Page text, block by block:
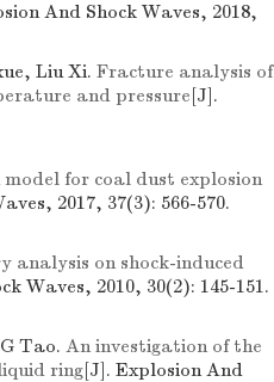
And Shock Waves, 2018,
Liu Xi. Fracture analysis of
and pressure[J].
for coal dust explosion
2017, 37(3): 566-570.
analysis on shock-induced
Waves, 2010, 30(2): 145-151.
Tao. An investigation of the
ring[J]. Explosion And